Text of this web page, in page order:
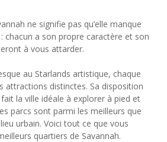
ne signifie pas qu’elle manque
chacun a son propre caractère et son
à vous attarder.
au Starlands artistique, chaque
attractions distinctes. Sa disposition
la ville idéale à explorer à pied et
parcs sont parmi les meilleurs que
urbain. Voici tout ce que vous
quartiers de Savannah.